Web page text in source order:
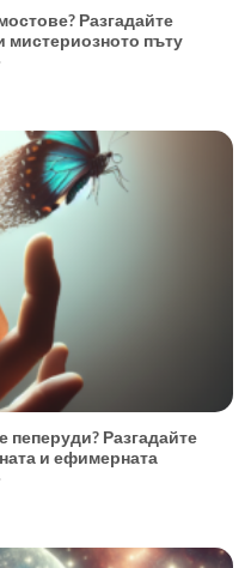
Разгадайте
мистериозното пъту
Разгадайте
и ефимерната